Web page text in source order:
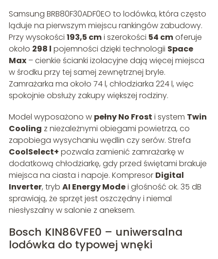
Samsung BRB80F30ADF0EO to lodówka, która często
ląduje na pierwszym miejscu rankingów zabudowy.
Przy wysokości 193,5 cmi szerokości 54 cmoferuje
około 298 l pojemności dzięki technologii Space
Max– cienkie ścianki izolacyjne dają więcej miejsca
w środku przy tej samej zewnętrznej bryle.
Zamrażarka ma około 74 l, chłodziarka 224 l, więc
spokojnie obsłuży zakupy większej rodziny.
Model wyposażono w pełny No Frost i system Twin
Cooling z niezależnymi obiegami powietrza, co
zapobiega wysychaniu wędlin czy serów. Strefa
CoolSelect+ pozwala zamienić zamrażarkę w
dodatkową chłodziarkę, gdy przed świętami brakuje
miejsca na ciasta i napoje. Kompresor Digital
Inverter, tryb AI Energy Modei głośność ok. 35 dB
sprawiają, że sprzęt jest oszczędny i niemal
niesłyszalny w salonie z aneksem.
Bosch KIN86VFE0 – uniwersalna
lodówka do typowej wnęki